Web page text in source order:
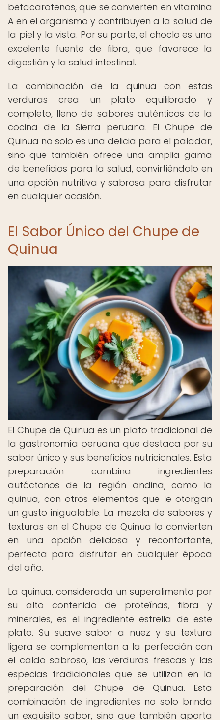
betacarotenos, que se convierten en vitamina
A en el organismo y contribuyen a la salud de
la piel y la vista. Por su parte, el choclo es una
excelente fuente de fibra, que favorece la
digestión y la salud intestinal.
La combinación de la quinua con estas
verduras crea un plato equilibrado y
completo, lleno de sabores auténticos de la
cocina de la Sierra peruana. El Chupe de
Quinua no solo es una delicia para el paladar,
sino que también ofrece una amplia gama
de beneficios para la salud, convirtiéndolo en
una opción nutritiva y sabrosa para disfrutar
en cualquier ocasión.
El Sabor Único del Chupe de
Quinua
El Chupe de Quinua es un plato tradicional de
la gastronomía peruana que destaca por su
sabor único y sus beneficios nutricionales. Esta
preparación combina ingredientes
autóctonos de la región andina, como la
quinua, con otros elementos que le otorgan
un gusto inigualable. La mezcla de sabores y
texturas en el Chupe de Quinua lo convierten
en una opción deliciosa y reconfortante,
perfecta para disfrutar en cualquier época
del año.
La quinua, considerada un superalimento por
su alto contenido de proteínas, fibra y
minerales, es el ingrediente estrella de este
plato. Su suave sabor a nuez y su textura
ligera se complementan a la perfección con
el caldo sabroso, las verduras frescas y las
especias tradicionales que se utilizan en la
preparación del Chupe de Quinua. Esta
combinación de ingredientes no solo brinda
un exquisito sabor, sino que también aporta